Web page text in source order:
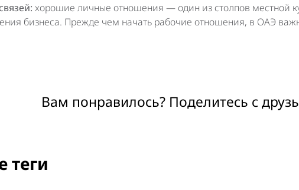
хорошие личные отношения — один из столпов местной
бизнеса. Прежде чем начать рабочие отношения, в ОАЭ
Вам понравилось? Поделитесь с
теги